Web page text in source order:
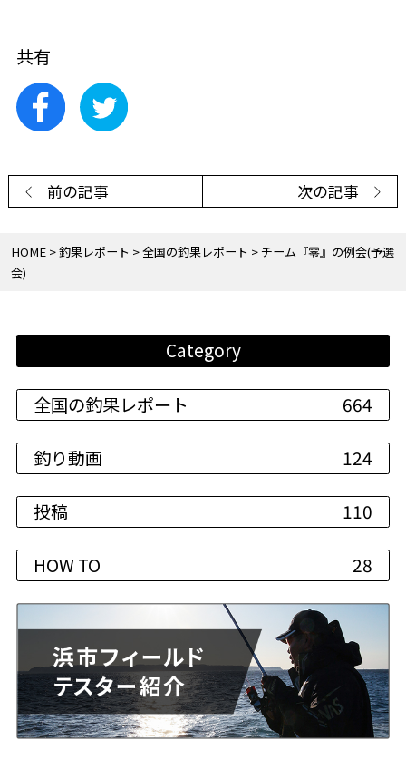
Category
全国の釣果レポート 664
釣り動画 124
投稿 110
HOW TO 28
HOME 釣果レポート 全国の釣果レポート
チーム『零』の例会(予選
会)
共有
前の記事 次の記事